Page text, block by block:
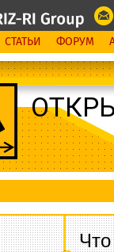
СТАТЬИ ФОРУМ